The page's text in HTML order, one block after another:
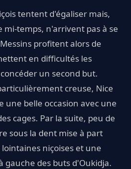
tentent d'égaliser mais,
mi-temps, n'arrivent pas à se
profitent alors de
en difficultés les
un second but.
creuse, Nice
une belle occasion avec une
cages. Par la suite, peu de
sous la dent mise à part
niçoises et une
gauche des buts d'Oukidja.